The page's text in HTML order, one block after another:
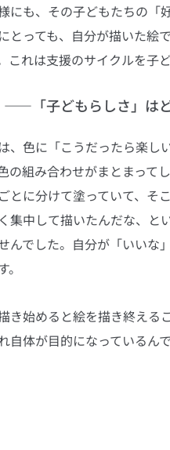
にも、その子どもたちの「
とっても、自分が描いた絵
これは支援のサイクルを子
――「子どもらしさ」は
、色に「こうだったら楽し
の組み合わせがまとまって
とに分けて塗っていて、そ
集中して描いたんだな、と
んでした。自分が「いいな
。
き始めると絵を描き終える
自体が目的になっているんで